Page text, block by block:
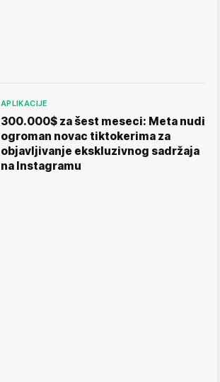
APLIKACIJE
300.000$ za šest meseci: Meta nudi
ogroman novac tiktokerima za
objavljivanje ekskluzivnog sadržaja
na Instagramu